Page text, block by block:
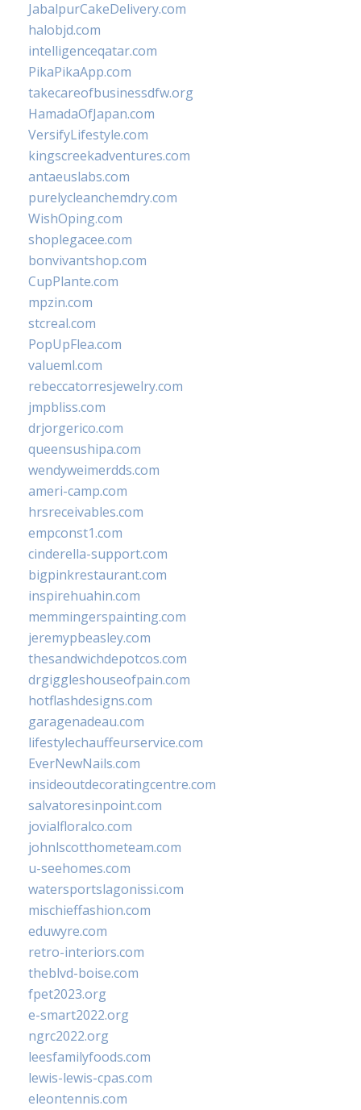
JabalpurCakeDelivery.com
halobjd.com
intelligenceqatar.com
PikaPikaApp.com
takecareofbusinessdfw.org
HamadaOfJapan.com
VersifyLifestyle.com
kingscreekadventures.com
antaeuslabs.com
purelycleanchemdry.com
WishOping.com
shoplegacee.com
bonvivantshop.com
CupPlante.com
mpzin.com
stcreal.com
PopUpFlea.com
valueml.com
rebeccatorresjewelry.com
jmpbliss.com
drjorgerico.com
queensushipa.com
wendyweimerdds.com
ameri-camp.com
hrsreceivables.com
empconst1.com
cinderella-support.com
bigpinkrestaurant.com
inspirehuahin.com
memmingerspainting.com
jeremypbeasley.com
thesandwichdepotcos.com
drgiggleshouseofpain.com
hotflashdesigns.com
garagenadeau.com
lifestylechauffeurservice.com
EverNewNails.com
insideoutdecoratingcentre.com
salvatoresinpoint.com
jovialfloralco.com
johnlscotthometeam.com
u-seehomes.com
watersportslagonissi.com
mischieffashion.com
eduwyre.com
retro-interiors.com
theblvd-boise.com
fpet2023.org
e-smart2022.org
ngrc2022.org
leesfamilyfoods.com
lewis-lewis-cpas.com
eleontennis.com